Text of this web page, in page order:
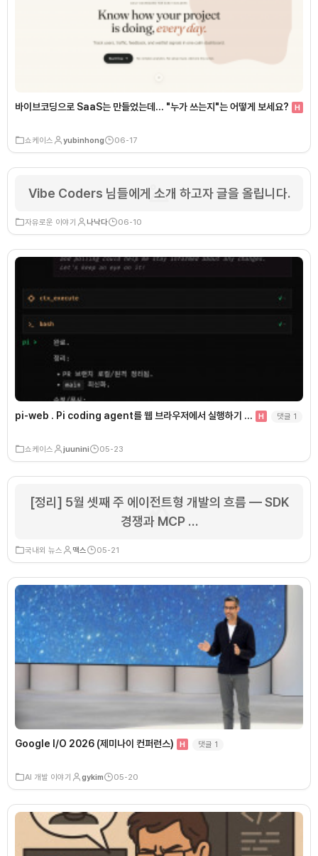
바이브코딩으로 SaaS는 만들었는데… "누가 쓰는지"는 어떻게 보세요? H
쇼케이스 yubinhong 06-17
Vibe Coders 님들에게 소개 하고자 글을 올립니다.
자유로운 이야기 나낙다 06-10
pi-web . Pi coding agent를 웹 브라우저에서 실행하기 … H 댓글 1
쇼케이스 juunini 05-23
[정리] 5월 셋째 주 에이전트형 개발의 흐름 — SDK
경쟁과 MCP …
국내외 뉴스 맥스 05-21
Google I/O 2026 (제미나이 컨퍼런스) H 댓글 1
AI 개발 이야기 gykim 05-20